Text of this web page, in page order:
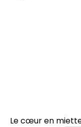
Le cœur en